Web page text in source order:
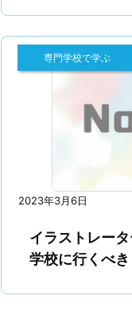
2023年3月6日
専門学校で学ぶ
イラストレー
学校に行くべき